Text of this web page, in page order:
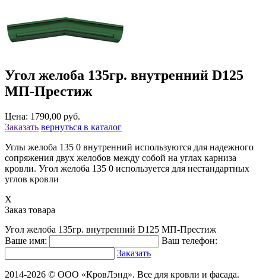
Угол желоба 135гр. внутренний D125
МП-Престиж
Цена: 1790,00 руб.
Заказать вернуться в каталог
Углы желоба 135 0 внутренний используются для надежного
сопряжения двух желобов между собой на углах карниза
кровли. Угол желоба 135 0 используется для нестандартных
углов кровли
X
Заказ товара
Угол желоба 135гр. внутренний D125 МП-Престиж
Ваше имя:
Ваш телефон:
Заказать
2014-2026 © ООО «КровЛэнд». Все для кровли и фасада.